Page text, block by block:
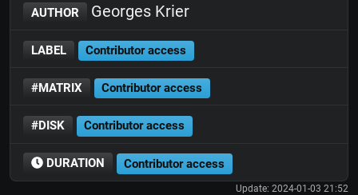
AUTHOR Georges Krier
LABEL Contributor access
#MATRIX Contributor access
#DISK Contributor access
DURATION Contributor access
Update: 2024-01-03 21:52